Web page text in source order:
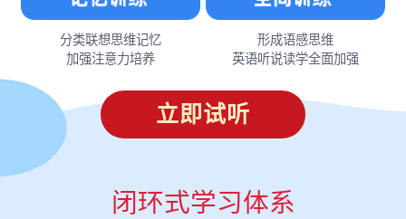
分类联想思维记忆
加强注意力培养
形成语感思维
英语听说读学全面加强
立即试听
闭环式学习体系